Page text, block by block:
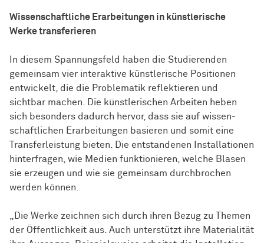
Wissenschaftliche Erarbeitungen in künstlerische
Werke transferieren
In diesem Spannungsfeld haben die Studierenden
gemeinsam vier interaktive künstlerische Positionen
entwickelt, die die Problematik reflektieren und
sichtbar machen. Die künstlerischen Arbeiten heben
sich besonders dadurch hervor, dass sie auf wissen­
schaft­lichen Erarbeitungen basieren und somit eine
Transferleistung bieten. Die entstandenen Installationen
hinterfragen, wie Medien funktionieren, welche Blasen
sie erzeugen und wie sie gemeinsam durchbrochen
werden können.
„Die Werke zeichnen sich durch ihren Bezug zu Themen
der Öffentlichkeit aus. Auch unterstützt ihre Materialität